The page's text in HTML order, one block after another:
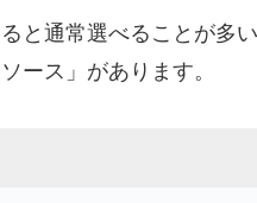
と通常選べることが多
ース」があります。